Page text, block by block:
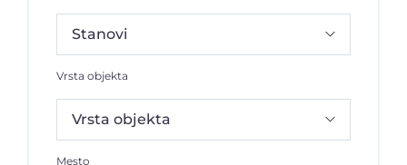
Vrsta objekta
Mesto